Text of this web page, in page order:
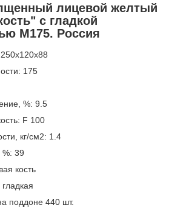
лицевой желтый
с гладкой
М175. Россия
175
%: 9.5
F 100
кг/см2: 1.4
%: 39
кость
поддоне 440 шт.